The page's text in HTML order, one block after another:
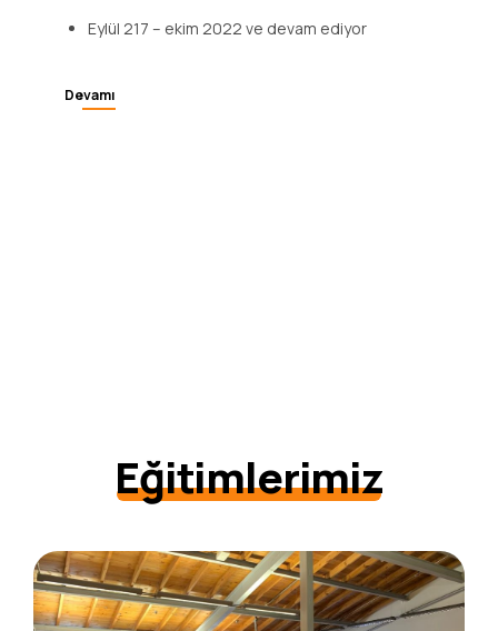
Eylül 217 – ekim 2022 ve devam ediyor
Devamı